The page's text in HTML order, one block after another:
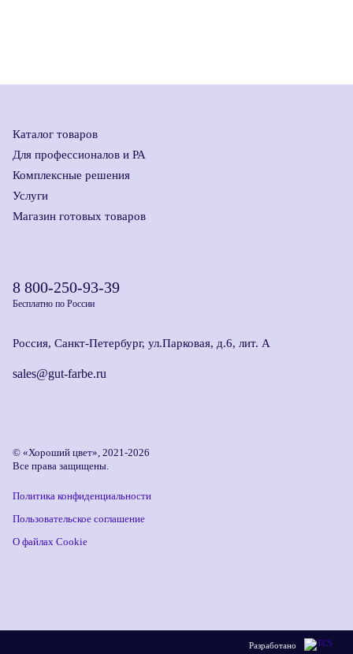
Каталог товаров
Для профессионалов и РА
Комплексные решения
Услуги
Магазин готовых товаров
8 800-250-93-39
Бесплатно по России
Россия, Санкт-Петербург, ул.Парковая, д.6, лит. А
sales@gut-farbe.ru
© «Хороший цвет», 2021-2026
Все права защищены.
Политика конфиденциальности
Пользовательское соглашение
О файлах Cookie
Разработано